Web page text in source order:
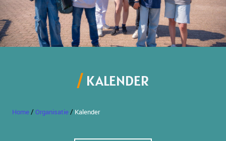
KALENDER
Home/Organisatie/ Kalender